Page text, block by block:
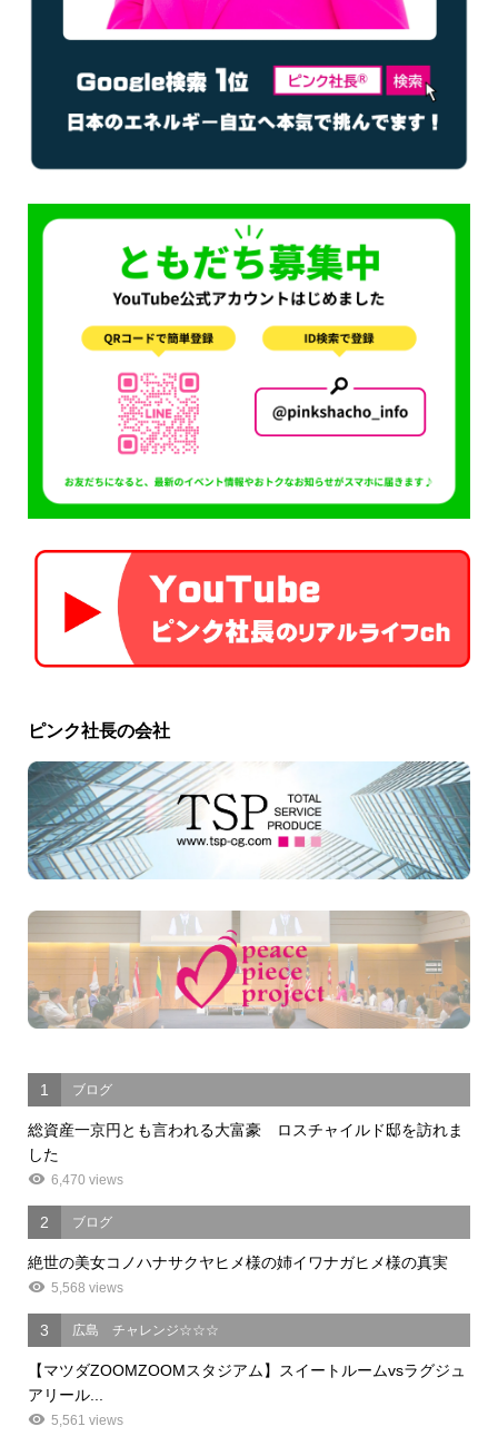
ピンク社長の会社
1 ブログ
総資産一京円とも言われる大富豪 ロスチャイルド邸を訪れま
した
6,470 views
2 ブログ
絶世の美女コノハナサクヤヒメ様の姉イワナガヒメ様の真実
5,568 views
3 広島 チャレンジ☆☆☆
【マツダZOOMZOOMスタジアム】スイートルームvsラグジュ
アリール...
5,561 views